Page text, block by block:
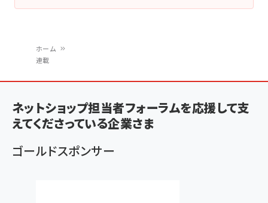
く
ず
ホーム
連載
ネットショップ担当者フォーラムを応援して支
えてくださっている企業さま
ゴールドスポンサー